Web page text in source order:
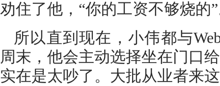
劝住了他，“你的工资不够烧的
所以直到现在，小伟都与
周末，他会主动选择坐在门口
实在是太吵了。大批从业者来